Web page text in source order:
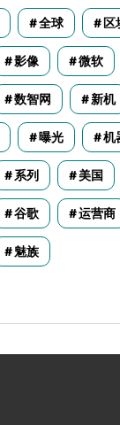
全球 区
影像 微软
数智网 新机
曝光 机
系列 美国
谷歌 运营商
魅族